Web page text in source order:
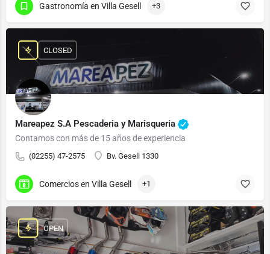
Gastronomía en Villa Gesell +3
Mareapez S.A Pescaderia y Marisqueria
Contamos con más de 15 años de experiencia
(02255) 47-2575 Bv. Gesell 1330
CLOSED
Comercios en Villa Gesell +1
OPEN